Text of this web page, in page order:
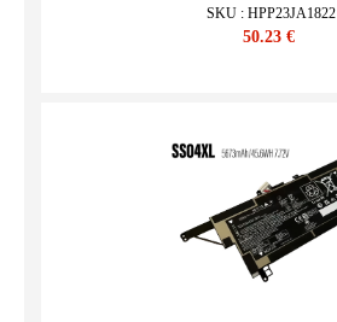
SKU : HPP23JA1822
50.23 €